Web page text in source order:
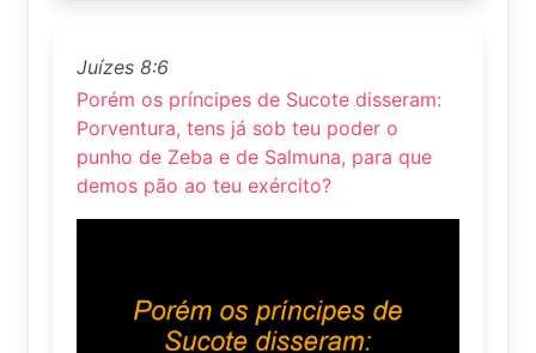
Juízes 8:6
Porém os príncipes de Sucote disseram:
Porventura, tens já sob teu poder o
punho de Zeba e de Salmuna, para que
demos pão ao teu exército?